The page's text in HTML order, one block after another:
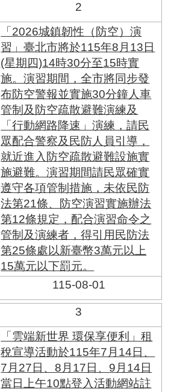
2
「2026城鎮韌性（防空）演
習」臺北市將於115年8月13日
(星期四)14時30分至15時實
施。演習期間，全市將同步發
布防空警報並實施30分鐘人車
管制及防空疏散避難演練及
「行動網路降速」演練，請民
眾配合警察及民防人員引導，
就近進入防空疏散避難設施實
施避難。演習期間請民眾確實
遵守各項管制措施，未依民防
法第21條、防空演習實施辦法
第12條規定，配合演習命令之
管制及演練者，得引用民防法
第25條處以新臺幣3萬元以上
15萬元以下罰元。
115-08-01
3
「雲端新世界 環保享便利」租
稅宣導活動於115年7月14日、
7月27日、8月17日、9月14日
當日上午10點登入活動網站註